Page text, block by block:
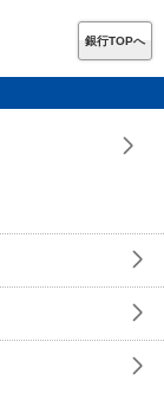
銀行TOPへ